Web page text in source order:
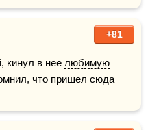
+81
кинул в нее любимую
что пришел сюда